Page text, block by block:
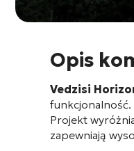
Opis
Vedzisi
Projekt
zapewniają